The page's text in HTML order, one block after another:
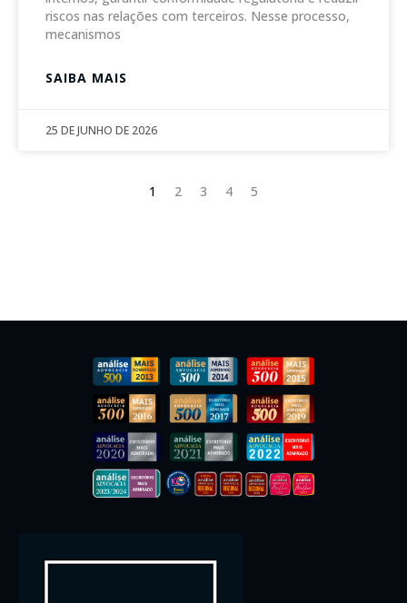
riscos nas relações com terceiros. Nesse processo,
mecanismos
SAIBA MAIS
25 DE JUNHO DE 2026
1 2 3 4 5